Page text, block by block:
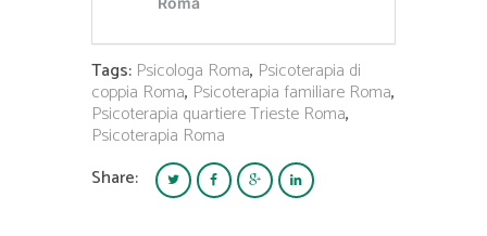
Tags: Psicologa Roma, Psicoterapia di
coppia Roma, Psicoterapia familiare Roma,
Psicoterapia quartiere Trieste Roma,
Psicoterapia Roma
Share: